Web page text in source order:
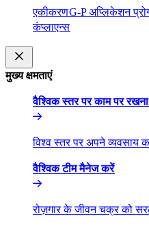
एकीकरण​​G-P अप्लिकेशन
कंप्लाएन्स​​
मुख्य क्षमताएं​​
वैश्विक स्तर पर काम पर रखना​​
विश्व स्तर पर अपने व्यवसाय
वैश्विक टीम मैनेज करें​​
रोज़गार के जीवन चक्र को